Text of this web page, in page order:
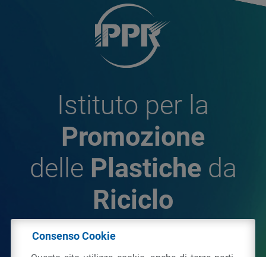
Istituto per la
Promozione
delle Plastiche da
Riciclo
Consenso Cookie